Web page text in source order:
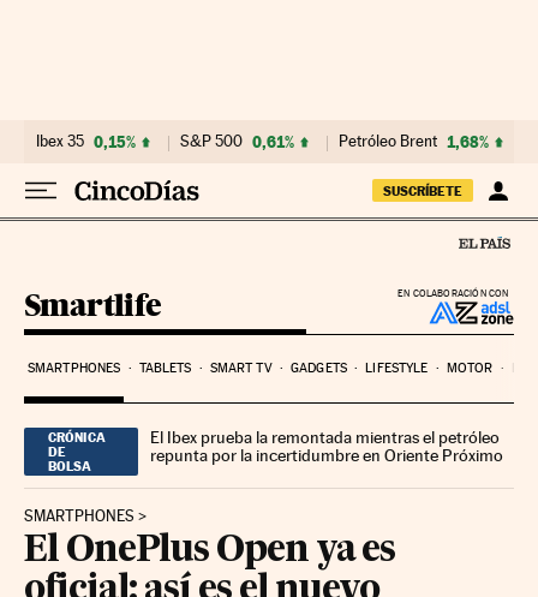
Ibex 35 0,15% S&P 500 0,61% Petróleo Brent 1,68%
SUSCRÍBETE
EN COLABORACIÓN CON
Smartlife
SMARTPHONES TABLETS SMART TV GADGETS LIFESTYLE MOTOR
CRÓNICA
DE
BOLSA
El Ibex prueba la remontada mientras el petróleo
repunta por la incertidumbre en Oriente Próximo
SMARTPHONES
El OnePlus Open ya es